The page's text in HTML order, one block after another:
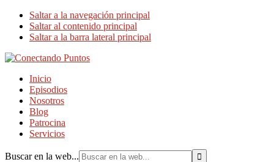
Saltar a la navegación principal
Saltar al contenido principal
Saltar a la barra lateral principal
Inicio
Episodios
Nosotros
Blog
Patrocina
Servicios
Buscar en la web...